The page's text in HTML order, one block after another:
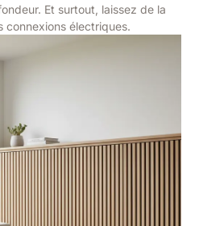
Et surtout, laissez de la
connexions électriques.